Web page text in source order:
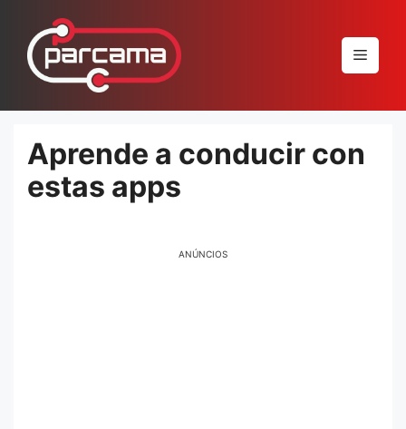
conteúdo
Menu
Aprende a conducir con
estas apps
ANÚNCIOS